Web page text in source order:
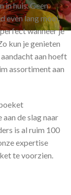
in huis. Geen
even lang mooi.
wanneer je
kun je genieten
aan hoeft
assortiment aan
de slag naar
is al ruim 100
expertise
te voorzien.